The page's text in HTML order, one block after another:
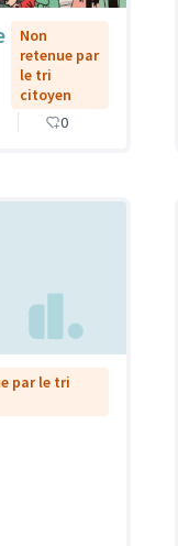
Non
retenue par
le tri
citoyen
0
par le tri